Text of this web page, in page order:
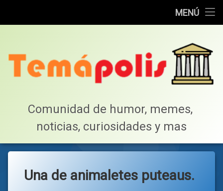
MENÚ
Lista de Megapost
Tabla de puntos
Comunidad de humor, memes,
noticias, curiosidades y mas
Una de animaletes puteaus.